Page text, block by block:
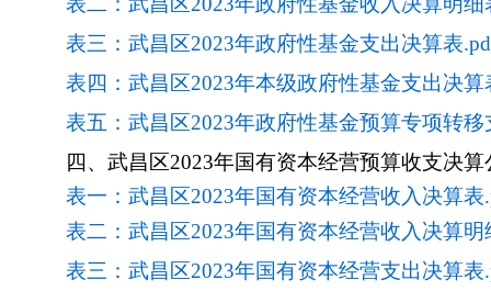
表三：武昌区2023年政府性基金支出决算表
表四：武昌区2023年本级政府性基金支出决算
表五：武昌区2023年政府性基金预算专项转
四、 武昌区2023年国有资本经营预算收支决算
表一：武昌区2023年国有资本经营收入决算表
表二：武昌区2023年国有资本经营收入决算明
表三：武昌区2023年国有资本经营支出决算表